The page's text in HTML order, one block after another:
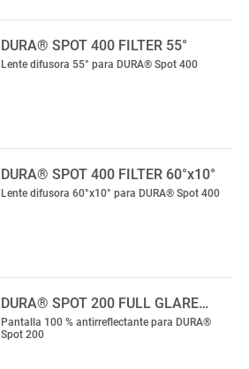
DURA® SPOT 400 FILTER 55°
Lente difusora 55° para DURA® Spot 400
DURA® SPOT 400 FILTER 60°x10°
Lente difusora 60°x10° para DURA® Spot 400
DURA® SPOT 200 FULL GLARE…
Pantalla 100 % antirreflectante para DURA®
Spot 200